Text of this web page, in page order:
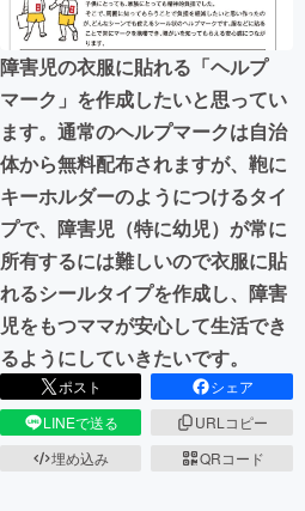
ビジネス・起業
まちづくり・地域活性化
CAMPFIRE for Social Good
CAMPFIREふるさと納税
障害児の衣服に貼れる「ヘルプ
マーク」を作成したいと思ってい
ます。通常のヘルプマークは自治
体から無料配布されますが、鞄に
キーホルダーのようにつけるタイ
プで、障害児（特に幼児）が常に
所有するには難しいので衣服に貼
れるシールタイプを作成し、障害
児をもつママが安心して生活でき
るようにしていきたいです。
ポスト
シェア
LINEで送る
URLコピー
埋め込み
QRコード